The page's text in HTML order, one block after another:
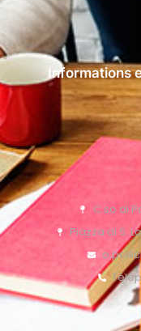
Informations
C.so di
Piazza di S.